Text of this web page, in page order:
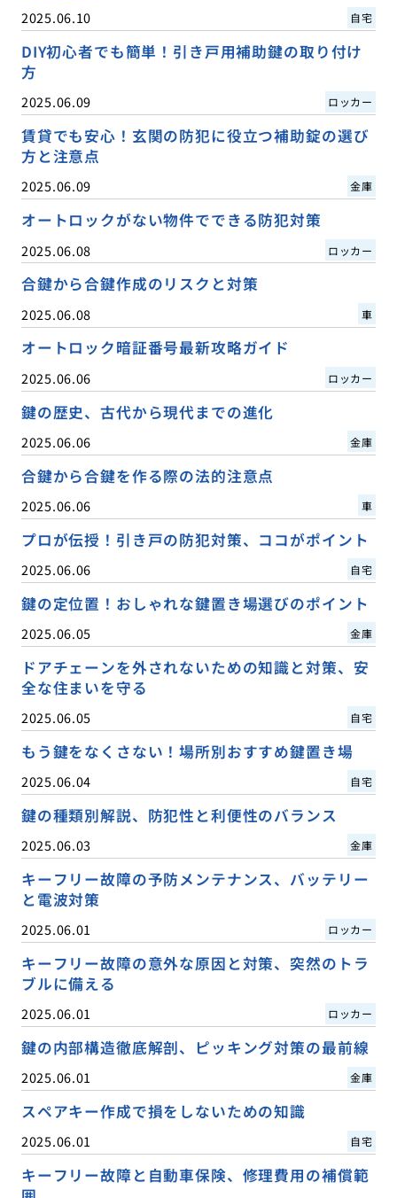
2025.06.10 自宅
DIY初心者でも簡単！引き戸用補助鍵の取り付け
方
2025.06.09 ロッカー
賃貸でも安心！玄関の防犯に役立つ補助錠の選び
方と注意点
2025.06.09 金庫
オートロックがない物件でできる防犯対策
2025.06.08 ロッカー
合鍵から合鍵作成のリスクと対策
2025.06.08 車
オートロック暗証番号最新攻略ガイド
2025.06.06 ロッカー
鍵の歴史、古代から現代までの進化
2025.06.06 金庫
合鍵から合鍵を作る際の法的注意点
2025.06.06 車
プロが伝授！引き戸の防犯対策、ココがポイント
2025.06.06 自宅
鍵の定位置！おしゃれな鍵置き場選びのポイント
2025.06.05 金庫
ドアチェーンを外されないための知識と対策、安
全な住まいを守る
2025.06.05 自宅
もう鍵をなくさない！場所別おすすめ鍵置き場
2025.06.04 自宅
鍵の種類別解説、防犯性と利便性のバランス
2025.06.03 金庫
キーフリー故障の予防メンテナンス、バッテリー
と電波対策
2025.06.01 ロッカー
キーフリー故障の意外な原因と対策、突然のトラ
ブルに備える
2025.06.01 ロッカー
鍵の内部構造徹底解剖、ピッキング対策の最前線
2025.06.01 金庫
スペアキー作成で損をしないための知識
2025.06.01 自宅
キーフリー故障と自動車保険、修理費用の補償範